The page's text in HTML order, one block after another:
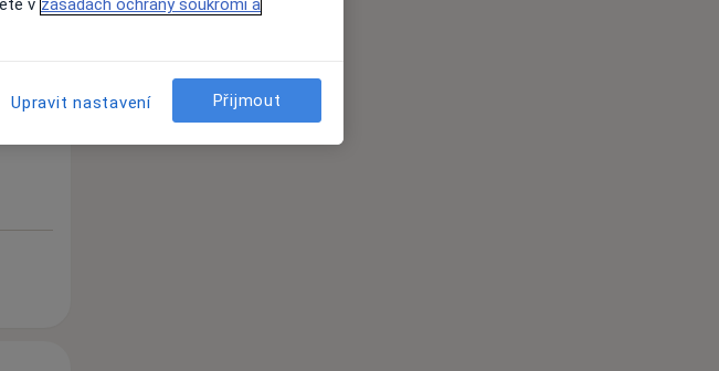
v zásadách ochrany soukromí a
Upravit nastavení Přijmout